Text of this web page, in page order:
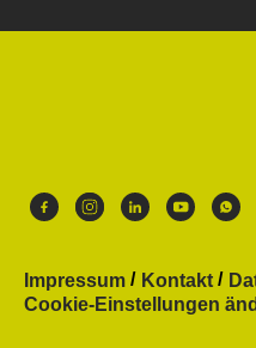
Impressum Kontakt
Cookie-Einstellungen